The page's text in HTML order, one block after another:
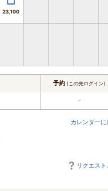
23,100
予約 (この先ログイン)
-
カレンダーに
リクエスト